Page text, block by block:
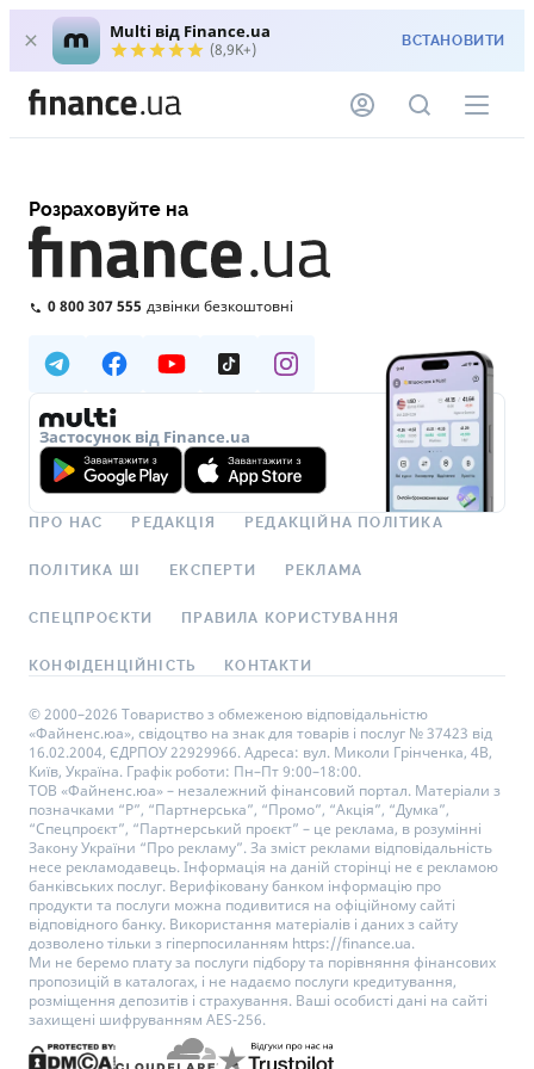
Multi від Finance.ua
(8,9K+) ВСТАНОВИТИ
Розраховуйте на
0 800 307 555 дзвінки безкоштовні
Застосунок від Finance.ua
ПРО НАС РЕДАКЦІЯ РЕДАКЦІЙНА ПОЛІТИКА
ПОЛІТИКА ШІ ЕКСПЕРТИ РЕКЛАМА
СПЕЦПРОЄКТИ ПРАВИЛА КОРИСТУВАННЯ
КОНФІДЕНЦІЙНІСТЬ КОНТАКТИ
© 2000–2026 Товариство з обмеженою відповідальністю
«Файненс.юа», свідоцтво на знак для товарів і послуг № 37423 від
16.02.2004, ЄДРПОУ 22929966. Адреса: вул. Миколи Грінченка, 4В,
Київ, Україна. Графік роботи: Пн–Пт 9:00–18:00.
ТОВ «Файненс.юа» – незалежний фінансовий портал. Матеріали з
позначками “Р”, “Партнерська”, “Промо”, “Акція”, “Думка”,
“Спецпроєкт”, “Партнерський проєкт” – це реклама, в розумінні
Закону України “Про рекламу”. За зміст реклами відповідальність
несе рекламодавець. Інформація на даній сторінці не є рекламою
банківських послуг. Верифіковану банком інформацію про
продукти та послуги можна подивитися на офіційному сайті
відповідного банку. Використання матеріалів і даних з сайту
дозволено тільки з гіперпосиланням https://finance.ua.
Ми не беремо плату за послуги підбору та порівняння фінансових
пропозицій в каталогах, і не надаємо послуги кредитування,
розміщення депозитів і страхування. Ваші особисті дані на сайті
захищені шифруванням AES-256.